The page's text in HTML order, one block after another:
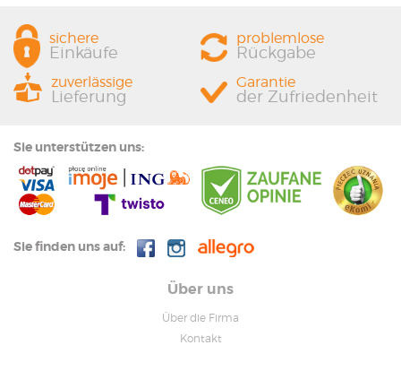
sichere
Einkäufe
problemlose
Rückgabe
zuverlässige
Lieferung
Garantie
der Zufriedenheit
Sie unterstützen uns:
Sie finden uns auf:
Über uns
Über die Firma
Kontakt